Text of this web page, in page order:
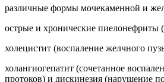
различные формы мочекаменной и
острые и хронические пиелонефриты
холецистит (воспаление желчного
холангиогепатит (сочетанное
протоков) и дискинезия (нарушение